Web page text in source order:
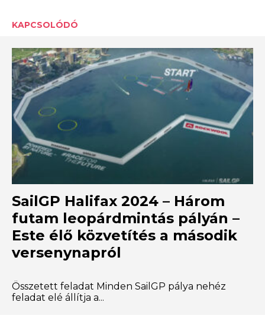
KAPCSOLÓDÓ
SailGP Halifax 2024 – Három
futam leopárdmintás pályán –
Este élő közvetítés a második
versenynapról
Összetett feladat Minden SailGP pálya nehéz
feladat elé állítja a...